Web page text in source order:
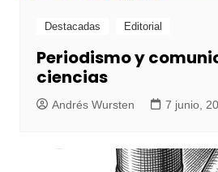
Destacadas Editorial
Periodismo y
ciencias
Andrés Wursten 7 junio,